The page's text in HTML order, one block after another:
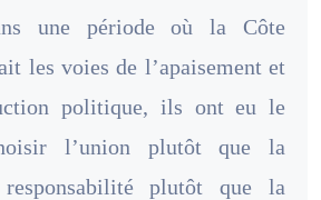
une période où la Côte
les voies de l’apaisement et
politique, ils ont eu le
l’union plutôt que la
plutôt que la